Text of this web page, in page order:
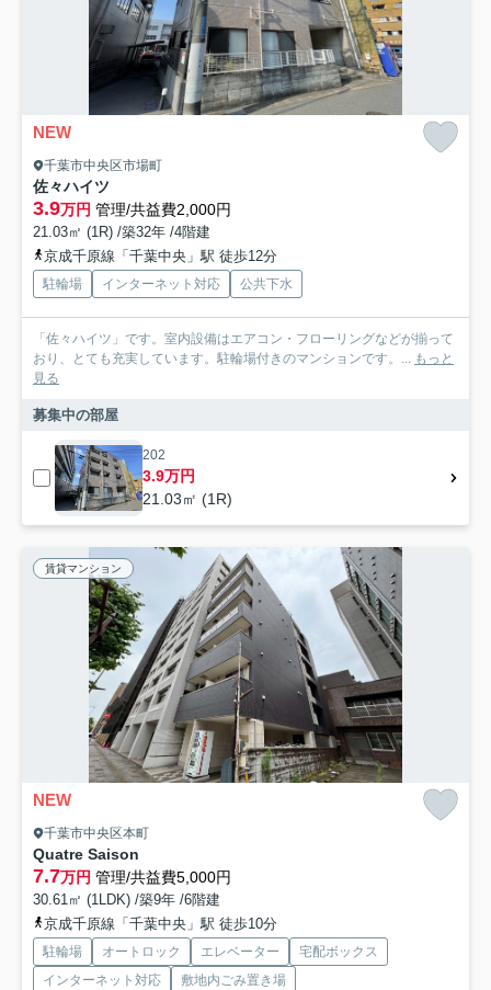
NEW
千葉市中央区市場町
佐々ハイツ
3.9万円 管理/共益費2,000円
21.03㎡ (1R) /築32年 /4階建
京成千原線「千葉中央」駅 徒歩12分
駐輪場 インターネット対応 公共下水
「佐々ハイツ」です。室内設備はエアコン・フローリングなどが揃って
おり、とても充実しています。駐輪場付きのマンションです。... もっと
見る
募集中の部屋
202
3.9万円
21.03㎡ (1R)
賃貸マンション
NEW
千葉市中央区本町
Quatre Saison
7.7万円 管理/共益費5,000円
30.61㎡ (1LDK) /築9年 /6階建
京成千原線「千葉中央」駅 徒歩10分
駐輪場 オートロック エレベーター
宅配ボックス
インターネット対応
敷地内ごみ置き場